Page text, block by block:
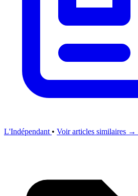
L'Indépendant • Voir articles similaires →